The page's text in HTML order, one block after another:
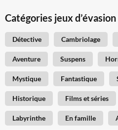
Catégories jeux d’évasion
Détective Cambriolage
Aventure Suspens
Mystique Fantastique
Historique Films et séries
Labyrinthe En famille